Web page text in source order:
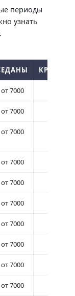
периоды
узнать
от 7000
от 7000
от 7000
от 7000
от 7000
от 7000
от 7000
от 7000
от 7000
от 7000